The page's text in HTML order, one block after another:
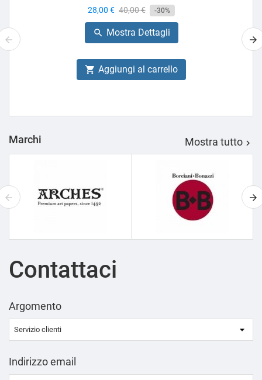
Prezzo
28,00 € Prezzo
base
40,00 € -30%
 Mostra Dettagli
 Aggiungi al carrello
Marchi Mostra tutto 
Contattaci
Argomento
Indirizzo email